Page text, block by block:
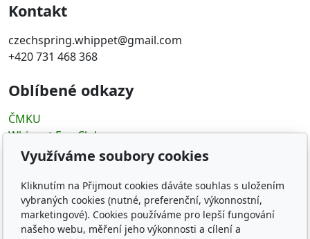
Kontakt
czechspring.whippet@gmail.com
+420 731 468 368
Oblíbené odkazy
ČMKU
Whippet Fun Club
KCHCHADP
Klub chovatelov chrtov
The whippets archives
Sledujte nás
Využíváme soubory cookies
Kliknutím na Přijmout cookies dáváte souhlas s uložením
vybraných cookies (nutné, preferenční, výkonnostní,
marketingové). Cookies používáme pro lepší fungování
našeho webu, měření jeho výkonnosti a cílení a